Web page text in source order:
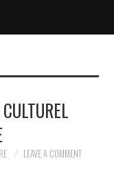
LEAVE A COMMENT